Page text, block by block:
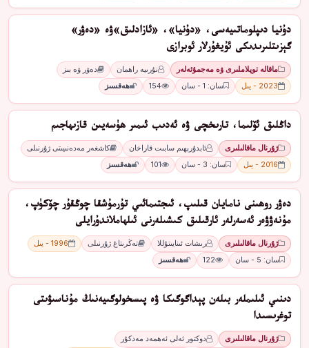
دۇنيا دىپلوماتىيەسى، «دۇنيا»، «ئازادلىق»ۋە «دەۋر»
گېزىتلىرىدىكى ئۇيغۇرلار ئوبرازى
ماقالە توپلاملىرى ۋە مەجمۇئەلەر نۇرىيە راھمان
دەۋر ۋە بىز
2023 - يىل
سان: 1 - سان 154 ھەقسىز
داڭلىق ئۆلىما، تارىخچى ۋە ئەدىب ئىمىر ھۈسەيىن قازىھاجىم
ژۇرنال ماقالىلىرى ئابدۇرېھىم سابىت قاراخان
كاشغەر مەدەنىيىتى ژۇرنىلى
2016 - يىل
سان: 3 - سان 101 ھەقسىز
دەۋر روھىنى نامايان قىلىپ، ئىجتىمائىي تۇرمۇشقا چوڭقۇر چۆكۈپ،
مۇنەۋۋەر ئەسەرلەر ئارقىلىق كىشىلەرنى ئىلھاملاندۇرايلى
ژۇرنال ماقالىلىرى رىشات ئىنايىتۇللا تەڭرىتاغ ژۇرنىلى
1996 - يىل
سان: 5 - سان
122 ھەقسىز
دىنىي ئىلىملەر بىلەن پېداگوگىكا ۋە پىسخولوگىيەنىڭ مۇناسىۋىتى
توغرىسىدا
ژۇرنال ماقالىلىرى
دوكتور ئەلى ئەھمەد مەدكۇر